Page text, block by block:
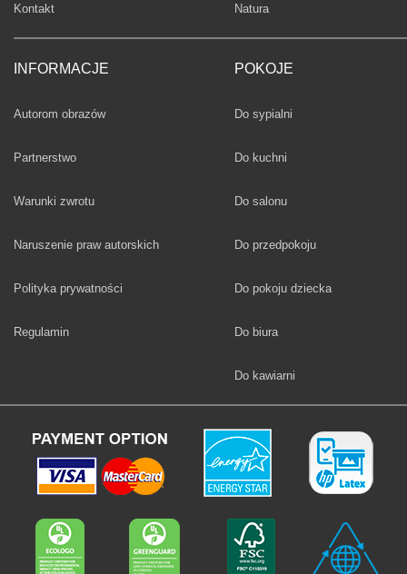
Kontakt
INFORMACJE
Autorom obrazów
Partnerstwo
Warunki zwrotu
Naruszenie praw autorskich
Polityka prywatności
Regulamin
Fototapety
Natura
POKOJE
Fototapety
Do sypialni
Fototapety
Do kuchni
Fototapety
Do salonu
Fototapety
Do przedpokoju
Fototapety
Do pokoju dziecka
Fototapety
Do biura
Fototapety
Do kawiarni